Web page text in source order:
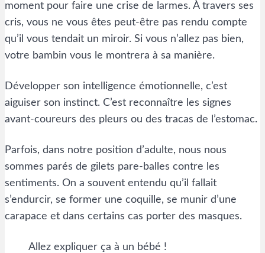
moment pour faire une crise de larmes. À travers ses
cris, vous ne vous êtes peut-être pas rendu compte
qu’il vous tendait un miroir. Si vous n’allez pas bien,
votre bambin vous le montrera à sa manière.
Développer son intelligence émotionnelle, c’est
aiguiser son instinct. C’est reconnaître les signes
avant-coureurs des pleurs ou des tracas de l’estomac.
Parfois, dans notre position d’adulte, nous nous
sommes parés de gilets pare-balles contre les
sentiments. On a souvent entendu qu’il fallait
s’endurcir, se former une coquille, se munir d’une
carapace et dans certains cas porter des masques.
Allez expliquer ça à un bébé !